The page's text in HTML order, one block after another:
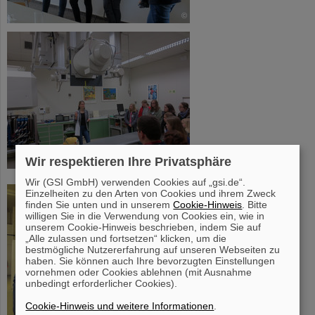
©
©
Wir respektieren Ihre Privatsphäre
Wir (GSI GmbH) verwenden Cookies auf „gsi.de“.
Einzelheiten zu den Arten von Cookies und ihrem Zweck
finden Sie unten und in unseremCookie-Hinweis . Bitte
willigen Sie in die Verwendung von Cookies ein, wie in
unserem Cookie-Hinweis beschrieben, indem Sie auf
„Alle zulassen und fortsetzen“ klicken, um die
bestmögliche Nutzererfahrung auf unseren Webseiten zu
haben. Sie können auch Ihre bevorzugten Einstellungen
vornehmen oder Cookies ablehnen (mit Ausnahme
unbedingt erforderlicher Cookies).
Cookie-Hinweis und weitere Informationen